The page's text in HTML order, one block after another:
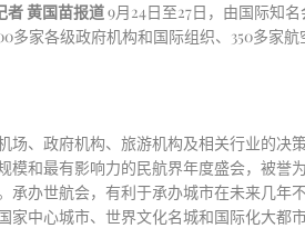
者黄国苗报道9月24日至27日，由国际知
多家各级政府机构和国际组织、350多家
、政府机构、旅游机构及相关行业的
和最有影响力的民航界年度盛会，被
办世航会，有利于承办城市在未来几
中心城市、世界文化名城和国际化大